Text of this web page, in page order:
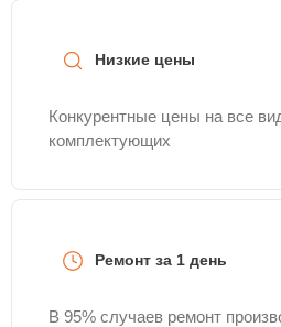
Низкие цены
Конкурентные цены на все
комплектующих
Ремонт за 1 день
В 95% случаев ремонт